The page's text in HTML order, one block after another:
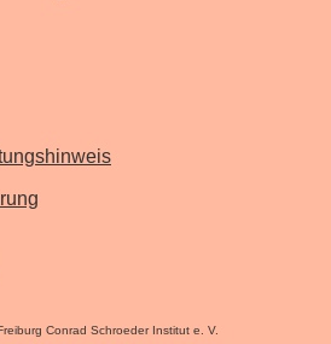
Conrad Schroeder Institut e. V.